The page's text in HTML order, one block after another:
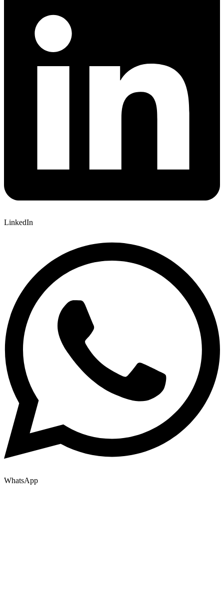
LinkedIn
WhatsApp